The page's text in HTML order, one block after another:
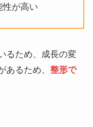
性が高い
るため、成長の変
あるため、 整形で